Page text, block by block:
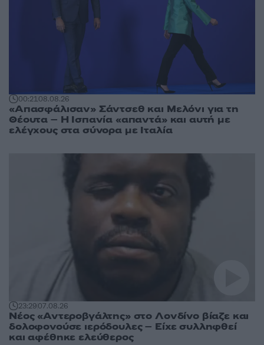
00:2108.08.26
«Απασφάλισαν» Σάντσεθ και Μελόνι για τη
Θέουτα – Η Ισπανία «απαντά» και αυτή με
ελέγχους στα σύνορα με Ιταλία
23:2907.08.26
Νέος «Αντεροβγάλτης» στο Λονδίνο βίαζε και
δολοφονούσε ιερόδουλες – Είχε συλληφθεί
και αφέθηκε ελεύθερος